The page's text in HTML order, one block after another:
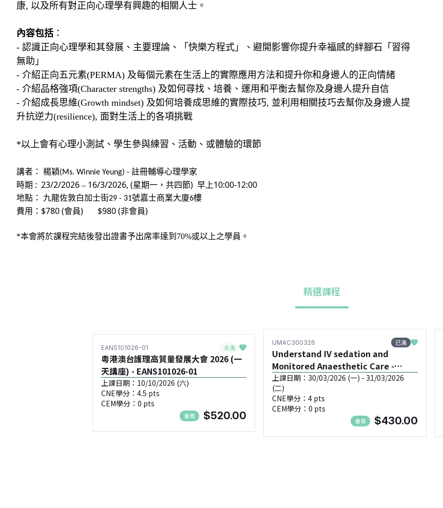
康, 以及所有對正向心理學有興趣的相關人士。
內容包括 ：
- 認識正向心理學和其發展、主要理論、「快樂方程式」、避開影響你提升幸福感的絆腳石「習得
無助」
- 介紹正向五元素(PERMA) 及每個元素在生活上的實際應用方法和提升你和身邊人的正向情緒
- 介紹品格強項(Character strengths) 及如何尋找、培養、運用和平衡去幫你及身邊人提升自信
- 介紹成長思維(Growth mindset) 及如何培養成思維的實際技巧, 並利用相關技巧去幫你及身邊人提
升抗逆力(resilience), 面對生活上的各項挑戰
*以上會有心理小測試、學生參與練習、活動、或體驗的環節
講者： 楊穎(Ms. Winnie Yeung) - 註冊輔導心理學家
時期 : 23/2/2026 – 16/3/2026, (星期一，共四節) 早上10:00-12:00
地點： 九龍佐敦白加士街29 - 31號嘉士商業大廈6樓
費用： $780 (會員) $980 (非會員)
*本會將於課程完結後發出證書予出席率達到 70%或以上之學員。
精選課程
EANS101026-01 未滿
粵港澳台護理高質量發展大會 2026 (一
天講座) - EANS101026-01
上課日期：10/10/2026 (六)
CNE學分：4.5 pts
CEM學分：0 pts
會員 $520.00
UMAC300326 已滿
Understand IV sedation and
Monitored Anaesthetic Care -
UMAC300326
上課日期：30/03/2026 (一) - 31/03/2026
(二)
CNE學分：4 pts
CEM學分：0 pts
會員 $430.00